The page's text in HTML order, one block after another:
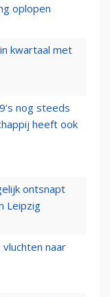
oplopen
kwartaal met
nog steeds
heeft ook
ontsnapt
Leipzig
naar